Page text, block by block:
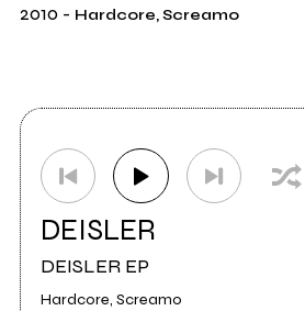
2010- Hardcore, Screamo
DEISLER
DEISLER EP
Hardcore, Screamo